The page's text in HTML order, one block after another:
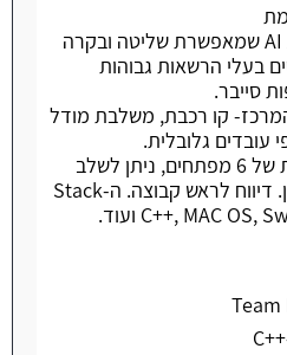
אבטחת זהויות המבוססת AI שמאפשרת שליטה ובקרה
בעלי הרשאות גבוהות
סייבר.
קו רכבת, משלבת מודל
עובדים גלובלית.
מהות התפקיד: ניהול צוות של 6 מפתחים, ניתן לשלב
Hands On בהתאם לרצון. דיווח לראש קבוצה. ה-Stack